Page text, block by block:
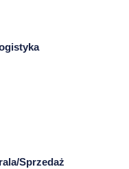
Sprzedaż